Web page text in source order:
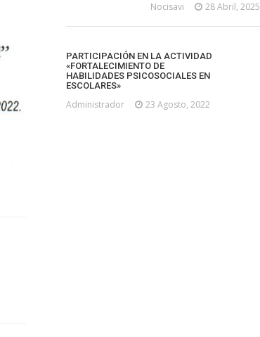
Nocisavi 28 Abril, 2025
PARTICIPACIÓN EN LA ACTIVIDAD
«FORTALECIMIENTO DE
HABILIDADES PSICOSOCIALES EN
ESCOLARES»
Administrador 23 Agosto, 2022